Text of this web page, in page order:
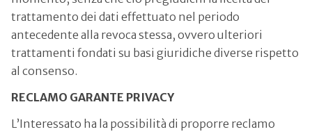
trattamento dei dati effettuato nel periodo
antecedente alla revoca stessa, ovvero ulteriori
trattamenti fondati su basi giuridiche diverse rispetto
al consenso.
RECLAMO GARANTE PRIVACY
L’Interessato ha la possibilità di proporre reclamo